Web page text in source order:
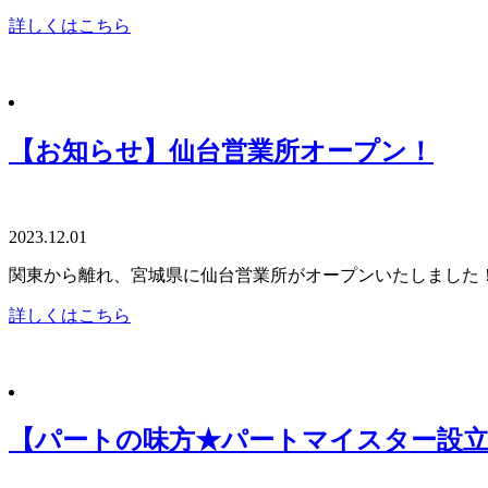
詳しくはこちら
【お知らせ】仙台営業所オープン！
2023.12.01
関東から離れ、宮城県に仙台営業所がオープンいたしました
詳しくはこちら
【パートの味方★パートマイスター設